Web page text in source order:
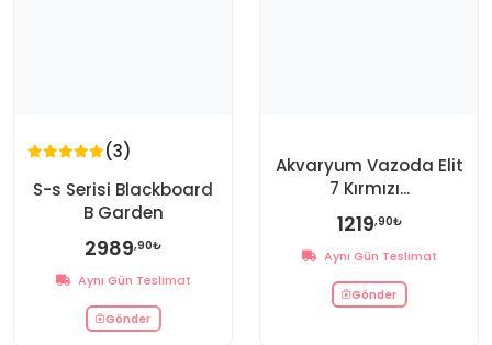
(3)
S-s Serisi Blackboard
B Garden
2989,90₺
Aynı Gün Teslimat
Gönder
Akvaryum Vazoda Elit
7 Kırmızı...
1219,90₺
Aynı Gün Teslimat
Gönder